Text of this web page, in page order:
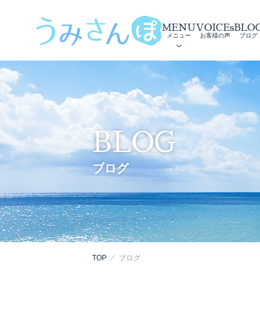
MENU
メニュー
VOICEs
お客様の声 ブログ
BLOG
ブログ
TOP ブログ